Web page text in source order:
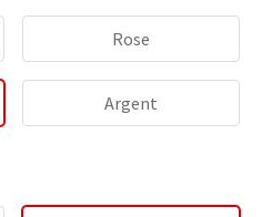
Rose
Argent